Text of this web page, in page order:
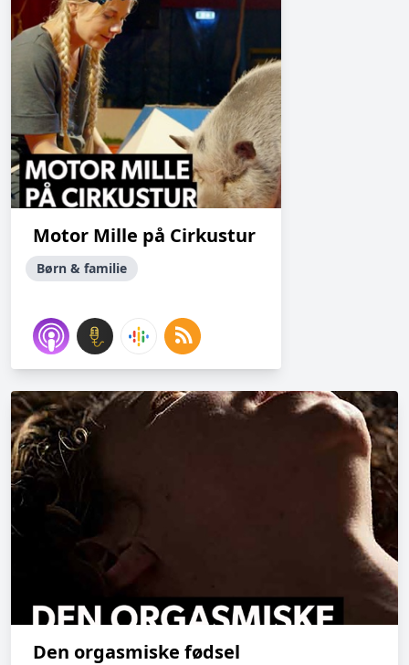
Motor Mille på Cirkustur
Børn & familie
Den orgasmiske fødsel